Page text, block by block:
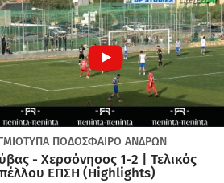
ΠΟΔΌΣΦΑΙΡΟ ΑΝΔΡΏΝ
- Χερσόνησος 1-2 | Τελικός
ΕΠΣΗ (Highlights)